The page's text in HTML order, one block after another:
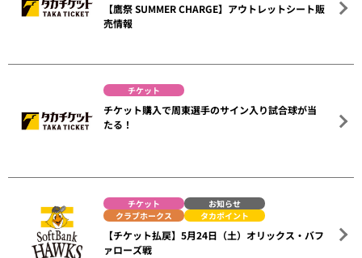
【鷹祭 SUMMER CHARGE】アウトレットシート販
売情報
チケット
チケット購入で周東選手のサイン入り試合球が当
たる！
チケット
お知らせ
クラブホークス
タカポイント
【チケット払戻】5月24日（土）オリックス・バフ
ァローズ戦